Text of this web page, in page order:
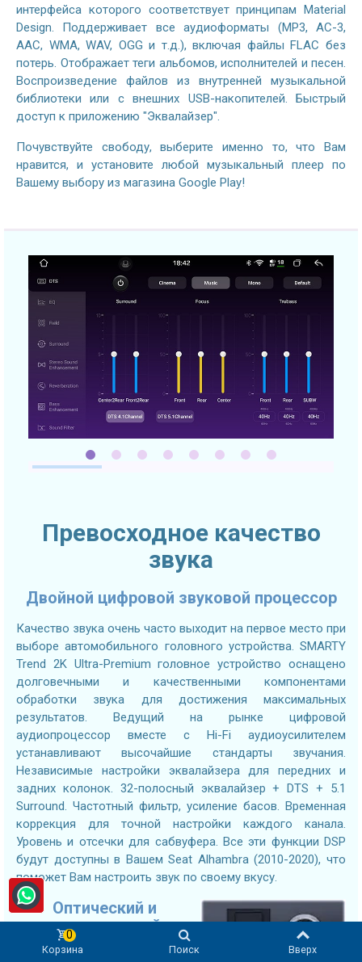
интерфейса которого соответствует принципам Material
Design. Поддерживает все аудиоформаты (MP3, AC-3,
AAC, WMA, WAV, OGG и т.д.), включая файлы FLAC без
потерь. Отображает теги альбомов, исполнителей и песен.
Воспроизведение файлов из внутренней музыкальной
библиотеки или с внешних USB-накопителей. Быстрый
доступ к приложению "Эквалайзер".
Почувствуйте свободу, выберите именно то, что Вам
нравится, и установите любой музыкальный плеер по
Вашему выбору из магазина Google Play!
Превосходное качество
звука
Двойной цифровой звуковой процессор
Качество звука очень часто выходит на первое место при
выборе автомобильного головного устройства. SMARTY
Trend 2K Ultra-Premium головное устройство оснащено
долговечными и качественными компонентами
обработки звука для достижения максимальных
результатов. Ведущий на рынке цифровой
аудиопроцессор вместе с Hi-Fi аудиоусилителем
устанавливают высочайшие стандарты звучания.
Независимые настройки эквалайзера для передних и
задних колонок. 32-полосный эквалайзер + DTS + 5.1
Surround. Частотный фильтр, усиление басов. Временная
коррекция для точной настройки каждого канала.
Уровень и отсечки для сабвуфера. Все эти функции DSP
будут доступны в Вашем Seat Alhambra (2010-2020), что
поможет Вам настроить звук по своему вкусу.
Оптический и
коаксиальный
выходы
Корзина
0
Поиск Вверх